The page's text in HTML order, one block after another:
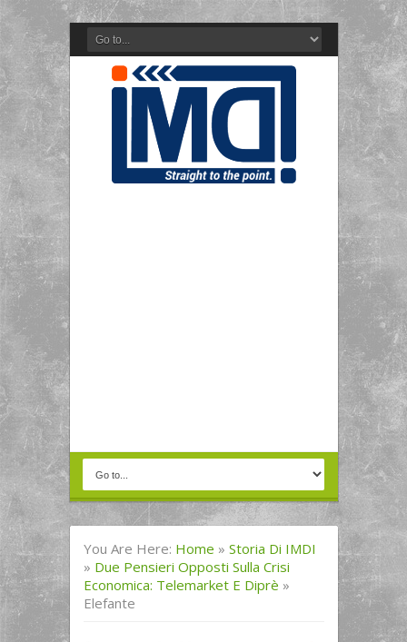
You Are Here: Home » Storia Di IMDI
» Due Pensieri Opposti Sulla Crisi
Economica: Telemarket E Diprè »
Elefante